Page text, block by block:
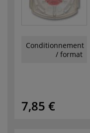
Conditionnement
/ format
7,85 €